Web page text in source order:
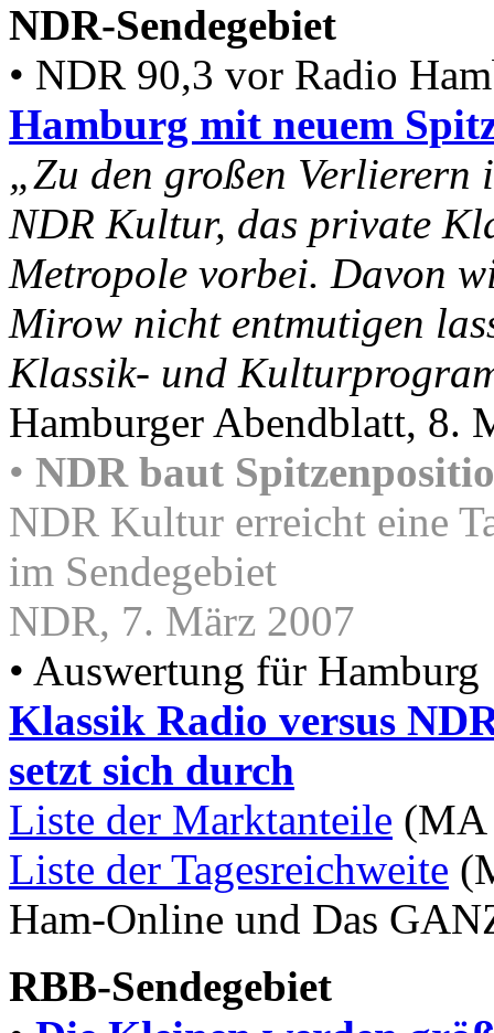
NDR-Sendegebiet
• NDR 90,3 vor Radio
Hamburg mit neuem
„Zu den großen Verlierern
NDR Kultur, das private
Metropole vorbei. Davon
Mirow nicht entmutigen
Klassik- und
Hamburger Abendblatt, 8.
• NDR baut
NDR Kultur erreicht eine
im Sendegebiet
NDR, 7. März 2007
• Auswertung für Hamburg
Klassik Radio versus
setzt sich durch
Liste der Marktanteile (MA
Liste der Tagesreichweite
Ham-Online und Das
RBB-Sendegebiet